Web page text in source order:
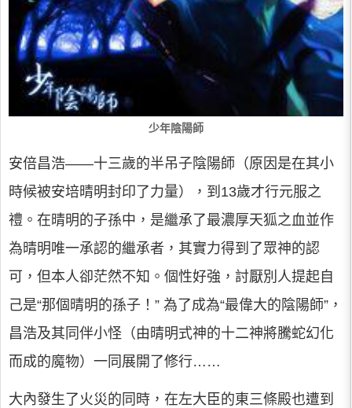
少年陰陽師
安倍昌浩——十三歲的半吊子陰陽師（原因是在其小
時候被安培晴明封印了力量），到13歲才行元服之
禮。在晴明的子孫中，是繼承了最濃厚天狐之血並作
為晴明唯一承認的繼承者，其實力得到了眾神的認
可，但本人卻茫然不知。個性好強，討厭別人提起自
己是“那個晴明的孫子！” 為了成為“最偉大的陰陽師”，
昌浩及其同伴小怪（由晴明式神的十二神將騰蛇幻化
而成的魔物）一同展開了修行……
大內發生了火災的同時，在左大臣的東三條殿也遭到